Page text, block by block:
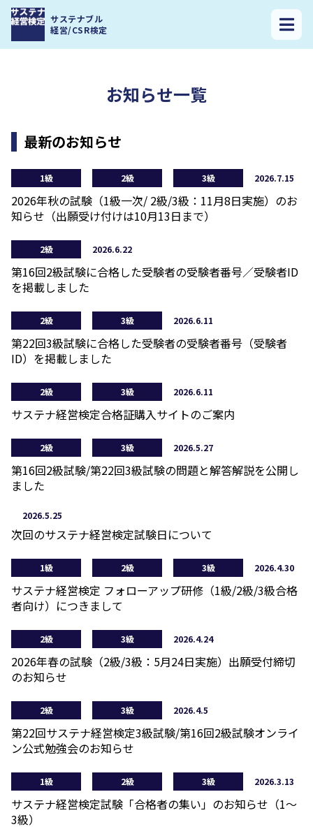
サステナブル
経営/CSR検定
サステナ経営検定トップ
お知らせ一覧
最新のお知らせ
1級 2級 3級 2026.7.15
2026年秋の試験（1級一次/ 2級/3級：11月8日実施）のお
知らせ（出願受け付けは10月13日まで）
2級 2026.6.22
第16回2級試験に合格した受験者の受験者番号／受験者ID
を掲載しました
2級 3級 2026.6.11
第22回3級試験に合格した受験者の受験者番号（受験者
ID）を掲載しました
2級 3級 2026.6.11
サステナ経営検定合格証購入サイトのご案内
2級 3級 2026.5.27
第16回2級試験/第22回3級試験の問題と解答解説を公開し
ました
2026.5.25
次回のサステナ経営検定試験日について
1級 2級 3級 2026.4.30
サステナ経営検定 フォローアップ研修（1級/2級/3級合格
者向け）につきまして
2級 3級 2026.4.24
2026年春の試験（2級/3級：5月24日実施）出願受付締切
のお知らせ
2級 3級 2026.4.5
第22回サステナ経営検定3級試験/第16回2級試験オンライ
ン公式勉強会のお知らせ
1級 2級 3級 2026.3.13
サステナ経営検定試験「合格者の集い」のお知らせ（1～
3級）